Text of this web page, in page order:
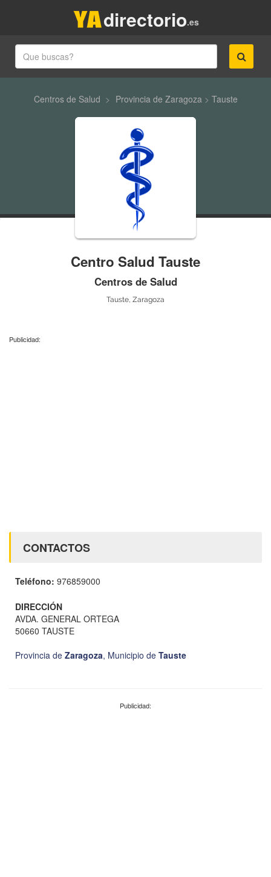
.es
directorio
Centros de Salud > Provincia de Zaragoza> Tauste
Centro Salud Tauste
Centros de Salud
Tauste, Zaragoza
Publicidad:
CONTACTOS
Teléfono: 976859000
DIRECCIÓN
AVDA. GENERAL ORTEGA
50660 TAUSTE
Provincia de Zaragoza, Municipio de Tauste
Publicidad: